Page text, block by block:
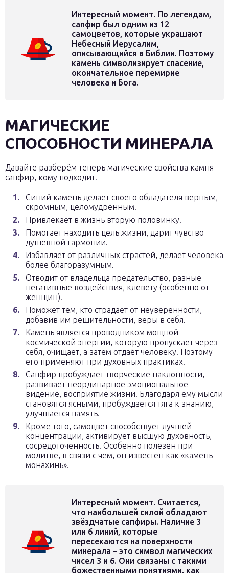
Интересный момент. По легендам,
сапфир был одним из 12
самоцветов, которые украшают
Небесный Иерусалим,
описывающийся в Библии. Поэтому
камень символизирует спасение,
окончательное перемирие
человека и Бога.
МАГИЧЕСКИЕ
СПОСОБНОСТИ МИНЕРАЛА
Давайте разберём теперь магические свойства камня
сапфир, кому подходит.
Синий камень делает своего обладателя верным,
скромным, целомудренным.
Привлекает в жизнь вторую половинку.
Помогает находить цель жизни, дарит чувство
душевной гармонии.
Избавляет от различных страстей, делает человека
более благоразумным.
Отводит от владельца предательство, разные
негативные воздействия, клевету (особенно от
женщин).
Поможет тем, кто страдает от неуверенности,
добавив им решительности, веры в себя.
Камень является проводником мощной
космической энергии, которую пропускает через
себя, очищает, а затем отдаёт человеку. Поэтому
его применяют при духовных практиках.
Сапфир пробуждает творческие наклонности,
развивает неординарное эмоциональное
видение, восприятие жизни. Благодаря ему мысли
становятся ясными, пробуждается тяга к знанию,
улучшается память.
Кроме того, самоцвет способствует лучшей
концентрации, активирует высшую духовность,
сосредоточенность. Особенно полезен при
молитве, в связи с чем, он известен как «камень
монахинь».
Интересный момент. Считается,
что наибольшей силой обладают
звёздчатые сапфиры. Наличие 3
или 6 линий, которые
пересекаются на поверхности
минерала – это символ магических
чисел 3 и 6. Они связаны с такими
божественными понятиями, как